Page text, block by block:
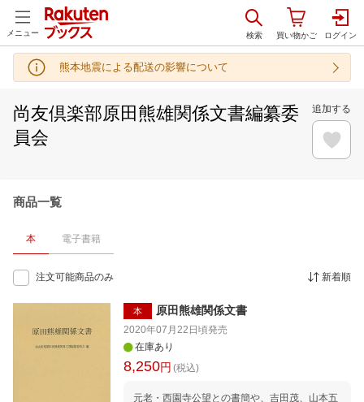
メニュー
熊本地震による配送の影響について
尚友倶楽部原田熊雄関係文書編纂委
員会
追加する
商品一覧
本 電子書籍
注文可能商品のみ 新着順
本 原田熊雄関係文書
2020年07月22日頃発売
在庫あり
8,250円 (税込)
元老・西園寺公望との書簡や、吉田茂、山本五